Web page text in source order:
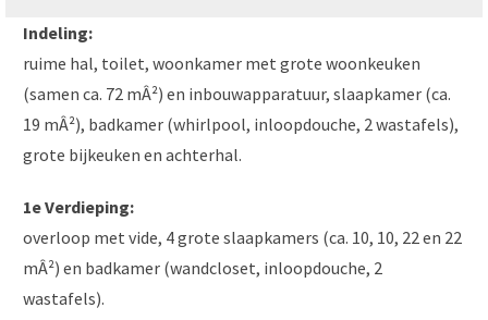
Indeling:
ruime hal, toilet, woonkamer met grote woonkeuken
(samen ca. 72 mÂ²) en inbouwapparatuur, slaapkamer (ca.
19 mÂ²), badkamer (whirlpool, inloopdouche, 2 wastafels),
grote bijkeuken en achterhal.
1e Verdieping:
overloop met vide, 4 grote slaapkamers (ca. 10, 10, 22 en 22
mÂ²) en badkamer (wandcloset, inloopdouche, 2
wastafels).